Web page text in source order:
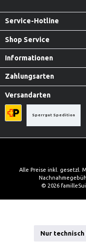
Service-Hotline
Shop Service
Informationen
Zahlungsarten
Versandarten
Priority A-Post
Sperrgut Spedition
Alle Preise inkl. gesetzl.
© 2026
Nur